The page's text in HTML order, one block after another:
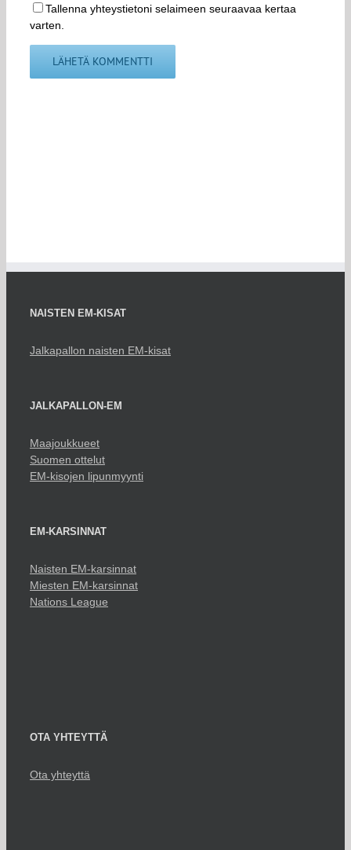
Tallenna yhteystietoni selaimeen seuraavaa kertaa
varten.
NAISTEN EM-KISAT
Jalkapallon naisten EM-kisat
JALKAPALLON-EM
Maajoukkueet
Suomen ottelut
EM-kisojen lipunmyynti
EM-KARSINNAT
Naisten EM-karsinnat
Miesten EM-karsinnat
Nations League
OTA YHTEYTTÄ
Ota yhteyttä